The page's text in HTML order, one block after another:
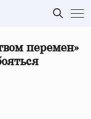
перемен»